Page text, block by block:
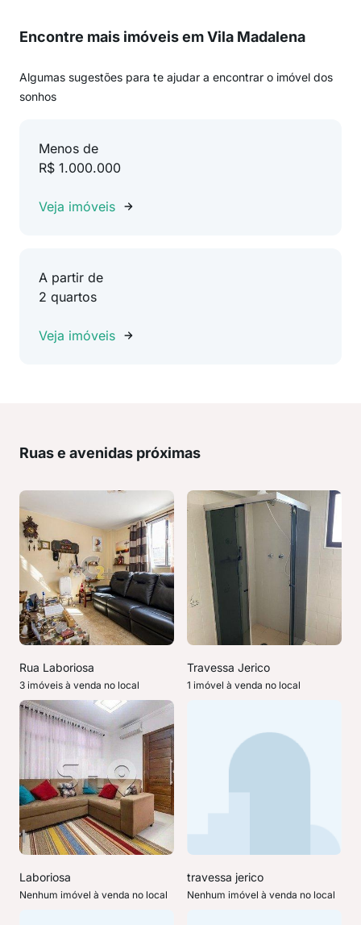
Encontre mais imóveis em Vila Madalena
Algumas sugestões para te ajudar a encontrar o imóvel dos
sonhos
Menos de
R$ 1.000.000
Veja imóveis
A partir de
2 quartos
Veja imóveis
Ruas e avenidas próximas
Rua Laboriosa
3 imóveis à venda no local
Travessa Jerico
1 imóvel à venda no local
Laboriosa
Nenhum imóvel à venda no local
travessa jerico
Nenhum imóvel à venda no local